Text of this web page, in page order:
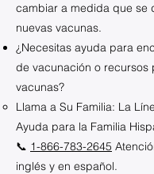
cambiar a medida que se
nuevas vacunas.
¿Necesitas ayuda para
de vacunación o recursos
vacunas?
Llama a Su Familia: La
Ayuda para la Familia
📞 1-866-783-2645
inglés y en español.